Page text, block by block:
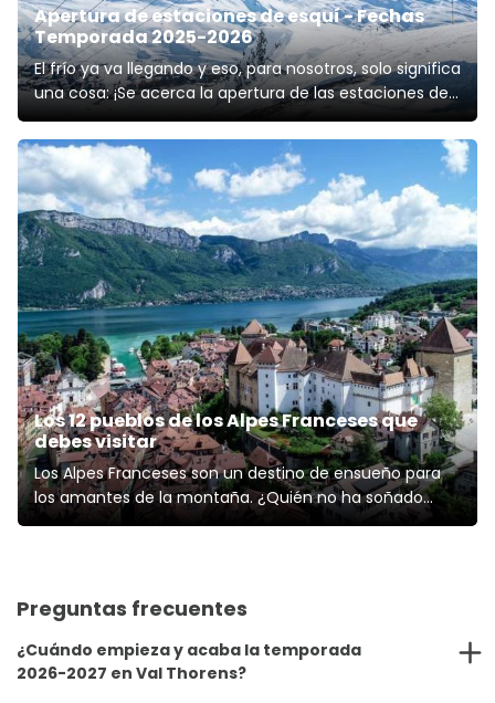
Apertura de estaciones de esquí - Fechas
Temporada 2025-2026
El frío ya va llegando y eso, para nosotros, solo significa
una cosa: ¡Se acerca la apertura de las estaciones de
esquí! Ve desempolvando el equipaje y el material
porque pronto estarán abiertas las primeras pistas.
Como todos los años, los más locos de la nieve
estamos expectantes por saber c
Los 12 pueblos de los Alpes Franceses que
debes visitar
Los Alpes Franceses son un destino de ensueño para
los amantes de la montaña. ¿Quién no ha soñado
alguna vez con alcanzar la cima del majestuoso
Preguntas frecuentes
¿Cuándo empieza y acaba la temporada
2026-2027 en Val Thorens?